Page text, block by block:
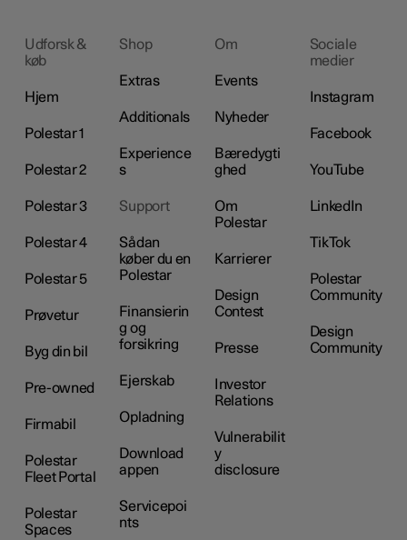
Udforsk &
køb
Hjem
Polestar 1
Polestar 2
Polestar 3
Polestar 4
Polestar 5
Prøvetur
Byg din bil
Pre-owned
Firmabil
Polestar
Fleet Portal
Polestar
Spaces
Shop
Extras
Additionals
Experience
s
Support
Sådan
køber du en
Polestar
Finansierin
g og
forsikring
Ejerskab
Opladning
Download
appen
Servicepoi
nts
Om
Events
Nyheder
Bæredygti
ghed
Om
Polestar
Karrierer
Design
Contest
Presse
Investor
Relations
Vulnerabilit
y
disclosure
Sociale
medier
Instagram
Facebook
YouTube
LinkedIn
TikTok
Polestar
Community
Design
Community